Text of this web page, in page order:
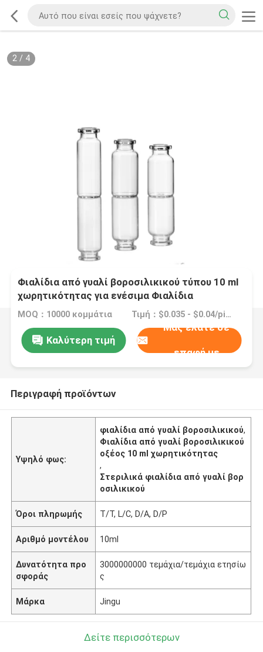
2/ 4
Φιαλίδια από γυαλί βοροσιλικικού τύπου 10 ml
χωρητικότητας για ενέσιμα Φιαλίδια
αποστειρωμένα Διαφανή / Αμπερό
MOQ：10000 κομμάτια Τιμή：$0.035 - $0.04/pieces
Καλύτερη τιμή
Μας ελάτε σε
επαφή με
Περιγραφή προϊόντων
Υψηλό φως:
φιαλίδια από γυαλί βοροσιλικικού,
Φιαλίδια από γυαλί βοροσιλικικού
οξέος 10 ml χωρητικότητας
,
Στεριλικά φιαλίδια από γυαλί βορ
οσιλικικού
Όροι πληρωμής Τ/Τ, L/C, D/A, D/P
Αριθμό μοντέλου 10ml
Δυνατότητα προ
σφοράς
3000000000 τεμάχια/τεμάχια ετησίω
ς
Μάρκα Jingu
Δείτε περισσότερων